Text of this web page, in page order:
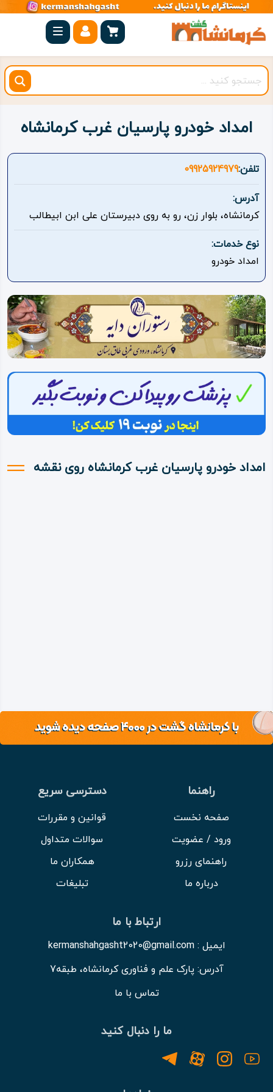
صفحه
اصلی
کرمانشاه
شهرستان
بیستون
روستاهای
هدف
اقامتگاه
ویدئو
درباره
ما
امداد خودرو پارسیان غرب کرمانشاه
تلفن:09925924979
آدرس:
کرمانشاه، بلوار زن، رو به روی دبیرستان علی ابن ابیطالب
نوع خدمات:
امداد خودرو
امداد خودرو پارسیان غرب کرمانشاه روی نقشه
راهنما
صفحه نخست
ورود / عضویت
راهنمای رزرو
درباره ما
دسترسی سریع
قوانین و مقررات
سوالات متداول
همکاران ما
تبلیغات
ارتباط با ما
ایمیل : kermanshahgasht2020@gmail.com
آدرس: پارک علم و فناوری کرمانشاه، طبقه7
تماس با ما
ما را دنبال کنید